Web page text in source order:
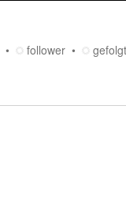
follower
gefolgt